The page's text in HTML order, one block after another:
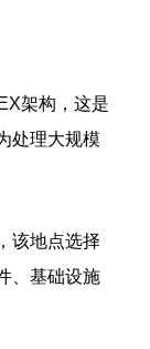
架构，这是
处理大规模
该地点选择
、基础设施